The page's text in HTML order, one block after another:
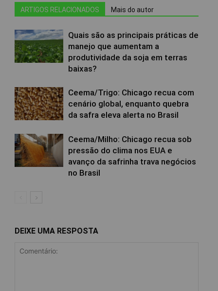
ARTIGOS RELACIONADOS Mais do autor
Quais são as principais práticas de
manejo que aumentam a
produtividade da soja em terras
baixas?
Ceema/Trigo: Chicago recua com
cenário global, enquanto quebra
da safra eleva alerta no Brasil
Ceema/Milho: Chicago recua sob
pressão do clima nos EUA e
avanço da safrinha trava negócios
no Brasil
DEIXE UMA RESPOSTA